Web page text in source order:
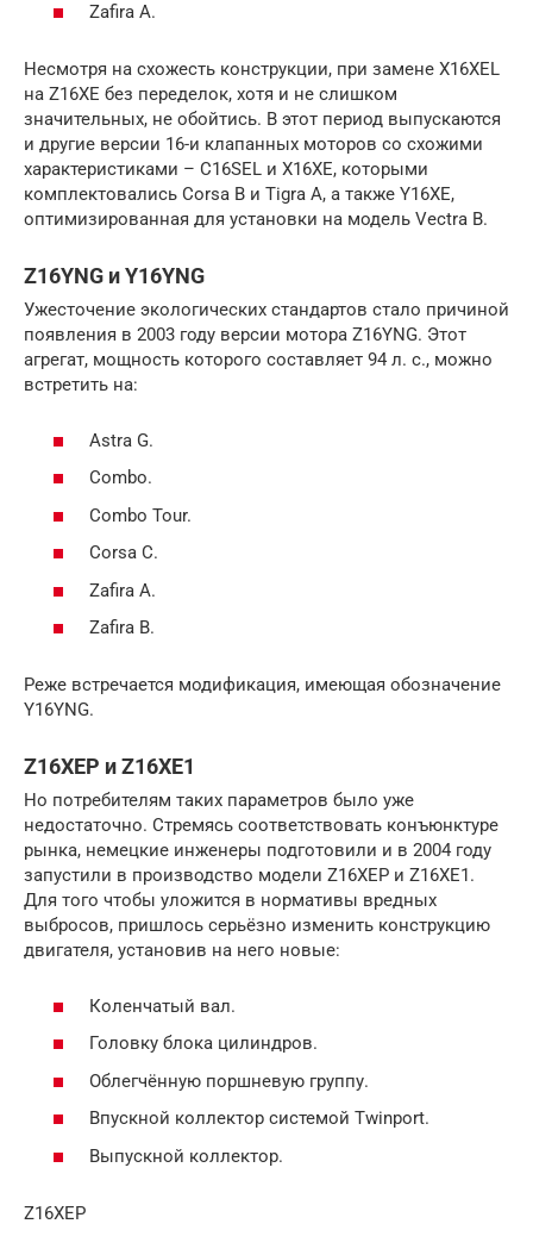
Zafira A.
Несмотря на схожесть конструкции, при замене X16XEL
на Z16XE без переделок, хотя и не слишком
значительных, не обойтись. В этот период выпускаются
и другие версии 16-и клапанных моторов со схожими
характеристиками – C16SEL и X16XE, которыми
комплектовались Corsa В и Tigra A, а также Y16XE,
оптимизированная для установки на модель Vectra B.
Z16YNG и Y16YNG
Ужесточение экологических стандартов стало причиной
появления в 2003 году версии мотора Z16YNG. Этот
агрегат, мощность которого составляет 94 л. с., можно
встретить на:
Astra G.
Combo.
Combo Tour.
Corsa C.
Zafira A.
Zafira B.
Реже встречается модификация, имеющая обозначение
Y16YNG.
Z16XEP и Z16XE1
Но потребителям таких параметров было уже
недостаточно. Стремясь соответствовать конъюнктуре
рынка, немецкие инженеры подготовили и в 2004 году
запустили в производство модели Z16XEP и Z16XE1.
Для того чтобы уложится в нормативы вредных
выбросов, пришлось серьёзно изменить конструкцию
двигателя, установив на него новые:
Коленчатый вал.
Головку блока цилиндров.
Облегчённую поршневую группу.
Впускной коллектор системой Twinport.
Выпускной коллектор.
Z16XEP